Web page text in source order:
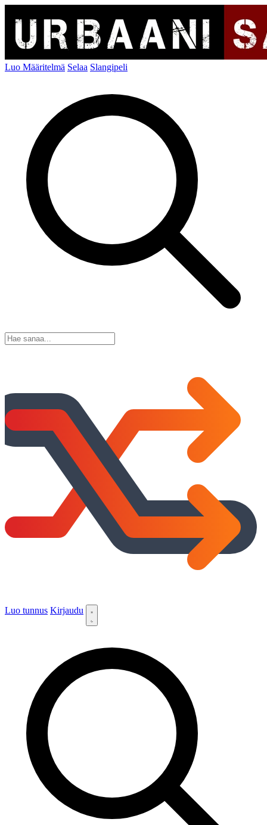
Luo Määritelmä Selaa Slangipeli
Luo tunnus Kirjaudu